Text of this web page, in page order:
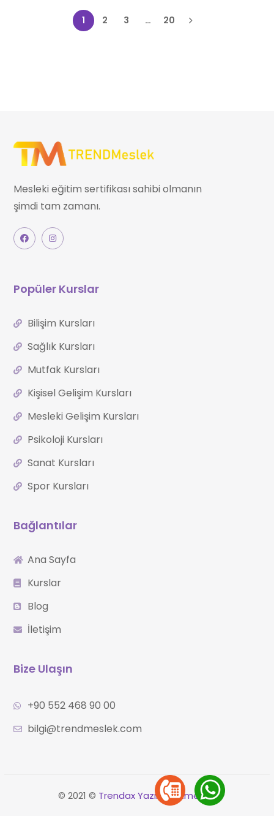
1 2 3 … 20
Mesleki eğitim sertifikası sahibi olmanın
şimdi tam zamanı.
Popüler Kurslar
Bilişim Kursları
Sağlık Kursları
Mutfak Kursları
Kişisel Gelişim Kursları
Mesleki Gelişim Kursları
Psikoloji Kursları
Sanat Kursları
Spor Kursları
Bağlantılar
Ana Sayfa
Kurslar
Blog
İletişim
Bize Ulaşın
+90 552 468 90 00
bilgi@trendmeslek.com
© 2021 © Trendax Yazılım Hizmetleri